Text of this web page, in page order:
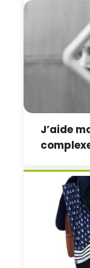
J’aide